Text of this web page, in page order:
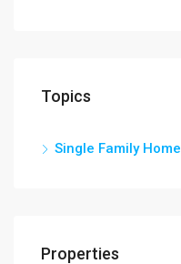
Topics
Single Family Home
Properties